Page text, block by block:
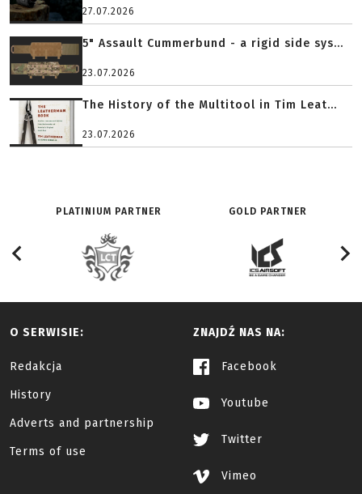
27.07.2026
5" Assault Cummerbund - a rigid side sys...
23.07.2026
The History of the Multitool in Tim Leat...
23.07.2026
PLATINIUM PARTNER GOLD PARTNER
O SERWISIE:
Redakcja
History
Adverts and partnership
Terms of use
ZNAJDŹ NAS NA:
Facebook
Youtube
Twitter
Vimeo